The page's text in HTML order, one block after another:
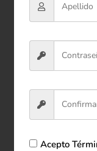
Acepto